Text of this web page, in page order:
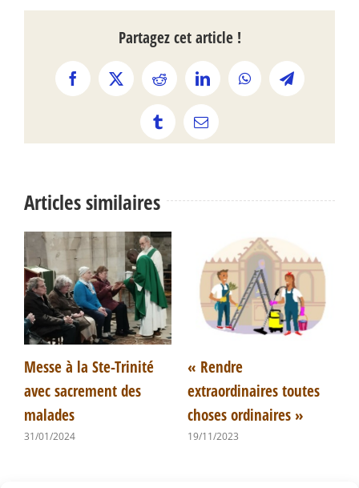
Partagez cet article !
Facebook
X Reddit LinkedInWhatsAppTelegram
TumblrEmail
Articles similaires
Messe à la Ste-Trinité
avec sacrement des
malades
31/01/2024
« Rendre
extraordinaires toutes
choses ordinaires »
19/11/2023